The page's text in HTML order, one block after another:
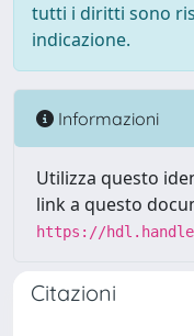
tutti i diritti sono
indicazione.
Informazioni
Utilizza questo
link a questo
https://
Citazioni